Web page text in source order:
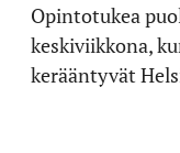
Opintotukea
keskiviikkona,
kerääntyvät